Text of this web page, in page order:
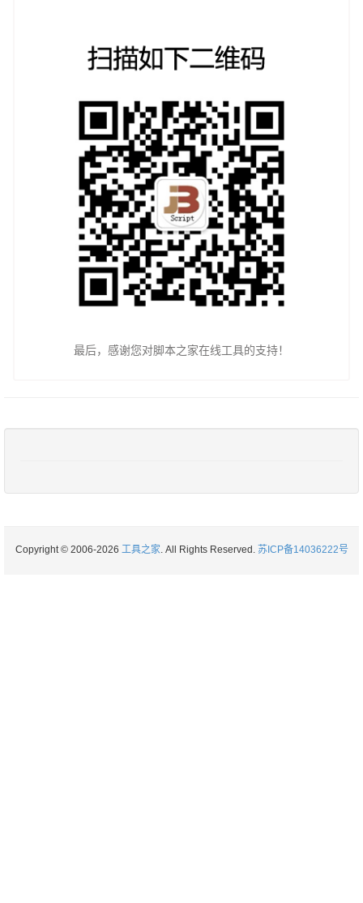
最后，感谢您对脚本之家在线工具的支持！
Copyright © 2006-2026 工具之家. All Rights Reserved. 苏ICP备14036222号